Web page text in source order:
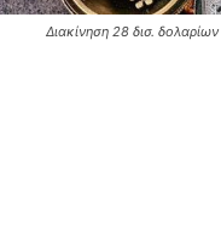
Διακίνηση 28 δισ.